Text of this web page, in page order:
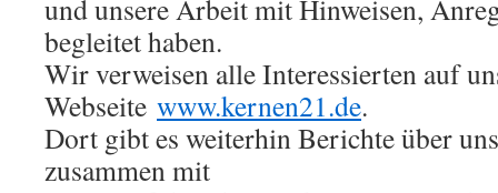
und unsere Arbeit mit Hinweisen,
begleitet haben.
Wir verweisen alle Interessierten auf
Webseite www.kernen21.de.
Dort gibt es weiterhin Berichte über
zusammen mit